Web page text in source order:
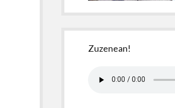
Zuzenean!